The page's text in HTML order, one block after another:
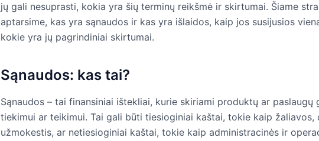
jų gali nesuprasti, kokia yra šių terminų reikšmė ir skirtumai. Šiame
aptarsime, kas yra sąnaudos ir kas yra išlaidos, kaip jos susijusios
kokie yra jų pagrindiniai skirtumai.
Sąnaudos: kas tai?
Sąnaudos – tai finansiniai ištekliai, kurie skiriami produktų ar paslaugų
tiekimui ar teikimui. Tai gali būti tiesioginiai kaštai, tokie kaip žaliavos,
užmokestis, ar netiesioginiai kaštai, tokie kaip administracinės ir